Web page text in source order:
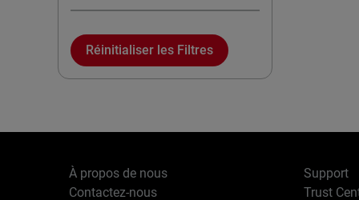
Réinitialiser les Filtres
À propos de nous
Contactez-nous
Support
Trust